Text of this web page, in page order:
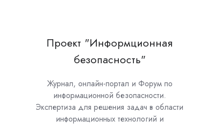
Проект "Информционная
безопасность"
Журнал, онлайн-портал и Форум по
информационной безопасности.
Экспертиза для решения задач в области
информационных технологий и